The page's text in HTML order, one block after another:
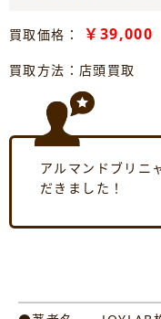
買取価格： ￥39,000
買取方法：店頭買取
アルマンドブリニ
だきました！